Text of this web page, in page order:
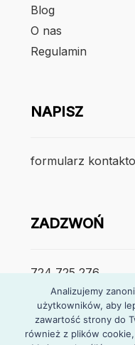
Blog
O nas
Regulamin
NAPISZ
formularz
ZADZWOŃ
724 725 276
poniedzialek –
7:30 – 15:30
Analizujemy
użytkowników, aby
zawartość strony do
również z plików